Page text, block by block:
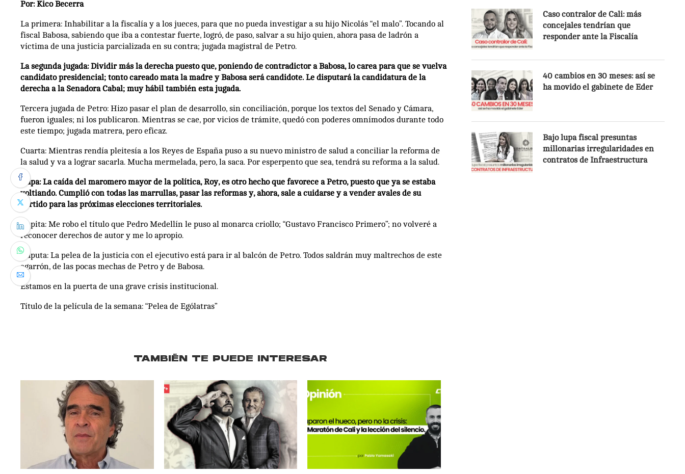
Por: Kico Becerra
La primera: Inhabilitar a la fiscalía y a los jueces, para que no pueda investigar a su hijo Nicolás “el malo”. Tocando al
fiscal Babosa, sabiendo que iba a contestar fuerte, logró, de paso, salvar a su hijo quien, ahora pasa de ladrón a
víctima de una justicia parcializada en su contra; jugada magistral de Petro.
La segunda jugada: Dividir más la derecha puesto que, poniendo de contradictor a Babosa, lo carea para que se vuelva
candidato presidencial; tonto careado mata la madre y Babosa será candidote. Le disputará la candidatura de la
derecha a la Senadora Cabal; muy hábil también esta jugada.
Tercera jugada de Petro: Hizo pasar el plan de desarrollo, sin conciliación, porque los textos del Senado y Cámara,
fueron iguales; ni los publicaron. Mientras se cae, por vicios de trámite, quedó con poderes omnímodos durante todo
este tiempo; jugada matrera, pero eficaz.
Cuarta: Mientras rendía pleitesía a los Reyes de España puso a su nuevo ministro de salud a conciliar la reforma de
la salud y va a lograr sacarla. Mucha mermelada, pero, la saca. Por esperpento que sea, tendrá su reforma a la salud.
Ñapa: La caída del maromero mayor de la política, Roy, es otro hecho que favorece a Petro, puesto que ya se estaba
voltiando. Cumplió con todas las marrullas, pasar las reformas y, ahora, sale a cuidarse y a vender avales de su
partido para las próximas elecciones territoriales.
Ñapita: Me robo el título que Pedro Medellín le puso al monarca criollo; “Gustavo Francisco Primero”; no volveré a
reconocer derechos de autor y me lo apropio.
Ñaputa: La pelea de la justicia con el ejecutivo está para ir al balcón de Petro. Todos saldrán muy maltrechos de este
agarrón, de las pocas mechas de Petro y de Babosa.
Estamos en la puerta de una grave crisis institucional.
Título de la película de la semana: “Pelea de Ególatras”
TAMBIÉN TE PUEDE INTERESAR
Caso contralor de Cali: más
concejales tendrían que
responder ante la Fiscalía
40 cambios en 30 meses: así se
ha movido el gabinete de Eder
Bajo lupa fiscal presuntas
millonarias irregularidades en
contratos de Infraestructura